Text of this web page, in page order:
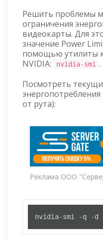
Решить проблемы
ограничения
видеокарты. Для
значение Power
помощью утилиты
NVIDIA:
nvidia-smi .
Посмотреть
от рута):
Реклама ООО
nvidia-smi -q -d